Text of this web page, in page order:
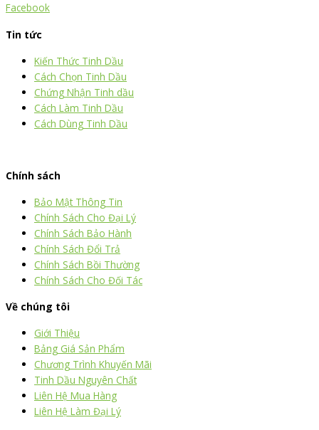
Facebook
Tin tức
Kiến Thức Tinh Dầu
Cách Chọn Tinh Dầu
Chứng Nhận Tinh dầu
Cách Làm Tinh Dầu
Cách Dùng Tinh Dầu
Chính sách
Bảo Mật Thông Tin
Chính Sách Cho Đại Lý
Chính Sách Bảo Hành
Chính Sách Đổi Trả
Chính Sách Bồi Thường
Chính Sách Cho Đối Tác
Về chúng tôi
Giới Thiệu
Bảng Giá Sản Phẩm
Chương Trình Khuyến Mãi
Tinh Dầu Nguyên Chất
Liên Hệ Mua Hàng
Liên Hệ Làm Đại Lý